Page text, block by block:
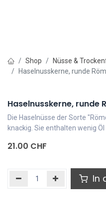
Shop
Nüsse &
Haselnusskerne, runde
Haselnusskerne, runde
Die Haselnüsse der Sorte
knackig. Sie enthalten wenig
21.00 CHF
In